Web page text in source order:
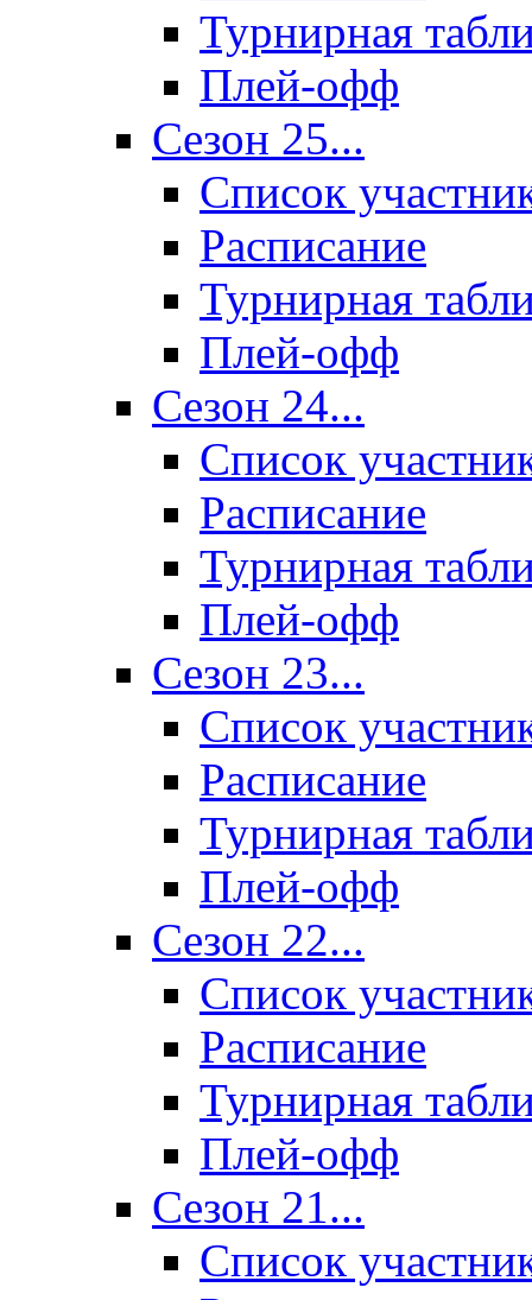
Турнирная
Плей-офф
Сезон 25...
Список
Расписание
Турнирная
Плей-офф
Сезон 24...
Список
Расписание
Турнирная
Плей-офф
Сезон 23...
Список
Расписание
Турнирная
Плей-офф
Сезон 22...
Список
Расписание
Турнирная
Плей-офф
Сезон 21...
Список